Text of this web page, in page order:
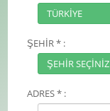
TÜRKİYE
ŞEHİR * :
ŞEHİR SEÇİNİZ
ADRES * :